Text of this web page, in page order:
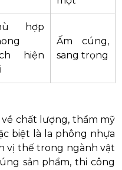
hợp
hiện
Ấm cúng,
sang trọng
chất lượng, thẩm mỹ
biệt là la phông nhựa
vị thế trong ngành vật
sản phẩm, thi công